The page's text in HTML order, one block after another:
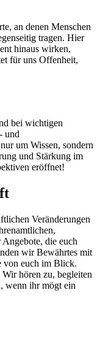
an denen Menschen
tragen. Hier
hinaus wirken,
für uns Offenheit,
bei wichtigen
und
um Wissen, sondern
und Stärkung im
eröffnet!
Veränderungen
die euch
wir Bewährtes mit
von euch im Blick.
hören zu, begleiten
wenn ihr mögt ein